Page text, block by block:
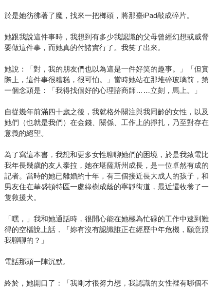
於是她彷彿著了魔，找來一把榔頭，將那臺iPad敲成碎片。
她跟我說這件事時，我想到有多少我認識的父母曾經幻想或威脅
要做這件事，而她真的付諸實行了。我笑了出來。
她說：「對，我的朋友們也以為這是一件好笑的趣事。」「但實
際上，這件事很糟糕，很可怕。」當時她站在那堆碎玻璃前，第
一個念頭是：「我得找個好的心理諮商師……立刻，馬上。」
自從幾年前滿四十歲之後，我就格外關注與我同齡的女性，以及
她們（也就是我們）在金錢、關係、工作上的掙扎，乃至對存在
意義的絕望。
為了寫這本書，我想和更多女性聊聊她們的困境，於是我致電比
我年長幾歲的友人泰拉，她在堪薩斯州成長，是一位卓然有成的
記者。當時的她已離婚約十年，有三個接近長大成人的孩子，和
男友住在華盛頓特區一處綠樹成蔭的寧靜街道，最近還收養了一
隻救援犬。
「嘿，」我和她通話時，很開心能在她極為忙碌的工作中逮到難
得的空檔說上話，「妳有沒有認識誰正在經歷中年危機，願意跟
我聊聊的？」
電話那頭一陣沉默。
終於，她開口了：「我剛才很努力想，我認識的女性裡有哪個不